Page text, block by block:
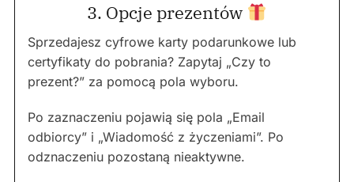
3. Opcje prezentów
Sprzedajesz cyfrowe karty podarunkowe lub
certyfikaty do pobrania? Zapytaj „Czy to
prezent?” za pomocą pola wyboru.
Po zaznaczeniu pojawią się pola „Email
odbiorcy” i „Wiadomość z życzeniami”. Po
odznaczeniu pozostaną nieaktywne.